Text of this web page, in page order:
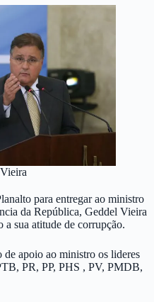
para entregar ao ministro
da República, Geddel Vieira
sua atitude de corrupção.
de apoio ao ministro os lideres
PR, PP, PHS , PV, PMDB,